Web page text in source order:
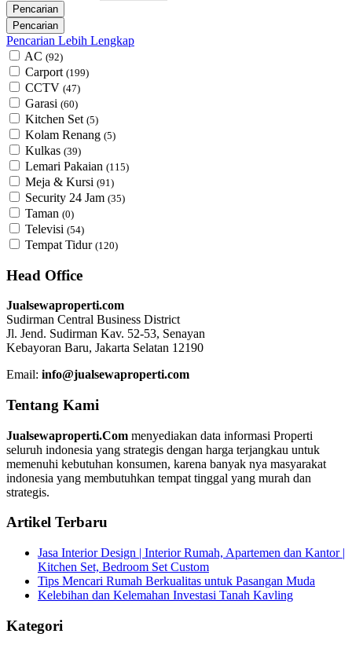
Pencarian Lebih Lengkap
AC (92)
Carport (199)
CCTV (47)
Garasi (60)
Kitchen Set (5)
Kolam Renang (5)
Kulkas (39)
Lemari Pakaian (115)
Meja & Kursi (91)
Security 24 Jam (35)
Taman (0)
Televisi (54)
Tempat Tidur (120)
Head Office
Jualsewaproperti.com
Sudirman Central Business District
Jl. Jend. Sudirman Kav. 52-53, Senayan
Kebayoran Baru, Jakarta Selatan 12190
Email: info@jualsewaproperti.com
Tentang Kami
Jualsewaproperti.Com menyediakan data informasi Properti
seluruh indonesia yang strategis dengan harga terjangkau untuk
memenuhi kebutuhan konsumen, karena banyak nya masyarakat
indonesia yang membutuhkan tempat tinggal yang murah dan
strategis.
Artikel Terbaru
Jasa Interior Design | Interior Rumah, Apartemen dan Kantor |
Kitchen Set, Bedroom Set Custom
Tips Mencari Rumah Berkualitas untuk Pasangan Muda
Kelebihan dan Kelemahan Investasi Tanah Kavling
Kategori